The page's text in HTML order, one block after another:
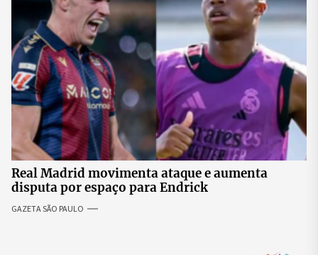
Real Madrid movimenta ataque e aumenta
disputa por espaço para Endrick
GAZETA SÃO PAULO